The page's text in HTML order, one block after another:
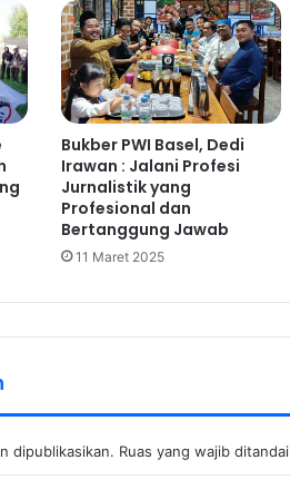
Bukber PWI Basel, Dedi
Irawan : Jalani Profesi
Jurnalistik yang
Profesional dan
Bertanggung Jawab
11 Maret 2025
dipublikasikan. Ruas yang wajib ditandai